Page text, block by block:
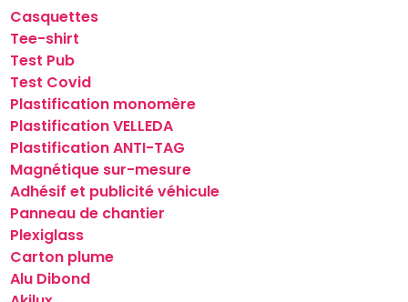
Casquettes
Tee-shirt
Test Pub
Test Covid
Plastification monomère
Plastification VELLEDA
Plastification ANTI-TAG
Magnétique sur-mesure
Adhésif et publicité véhicule
Panneau de chantier
Plexiglass
Carton plume
Alu Dibond